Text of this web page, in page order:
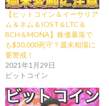
【ビットコイン＆イーサリア
ム＆ネム＆IOST＆LTC＆
BCH＆MONA】株価暴落で
も$30,000死守？週末相場に
要警戒！
2021年1月29日
ビットコイン